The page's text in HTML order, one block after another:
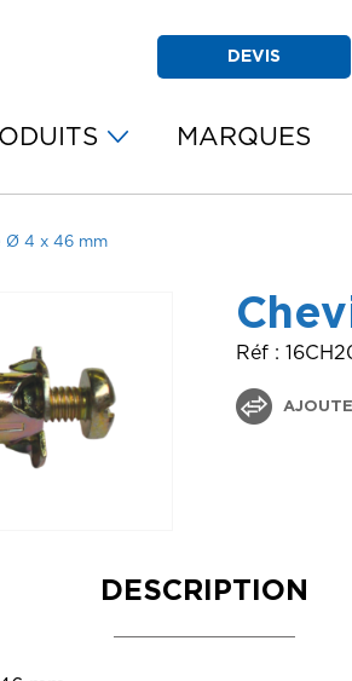
DEVIS
MARQUES
Ø 4 x 46 mm
Réf :
DESCRIPTION